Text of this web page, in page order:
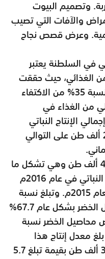
وتصميم البيوت
والآفات التي تصيب
وعرض قصص نجاح
في السلطنة يعتبر
الغذائي، حيث حققت
قيمة الإنتاج المحلي من الغذاء نسبة 35% من الاكتفاء
من الغذاء في
2016م بلغ إجمالي الإنتاج النباتي
والحيواني 1844 ألف طن و 244 ألف طن على التوالي
وقد بلغ إنتاج محاصيل الخضر 413 ألف طن وهي تشكل ما
نسبته 22.4% من مجمل الإنتاج النباتي في عام 2016م
بنسبة نمو بلغت 3.5% مقارنة بعام 2015م. وتبلغ نسبة
الاكتفاء الذاتي من إنتاج محاصيل الخضر بشكل عام 67.7%
محاصيل الخضر نسبة
معدل إنتاج هذا
المحصول في الزراعة المحمية 38 ألف طن بقيمة تبلغ 5.7